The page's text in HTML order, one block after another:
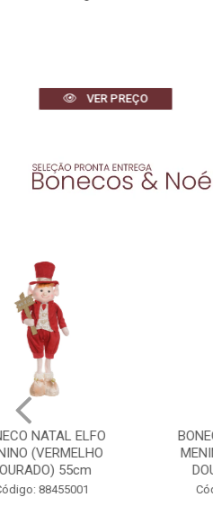
VER PREÇO
BONECO NATAL ELFO
MENINA (VERMELHO
DOURADO) 48cm
Código: 88456001